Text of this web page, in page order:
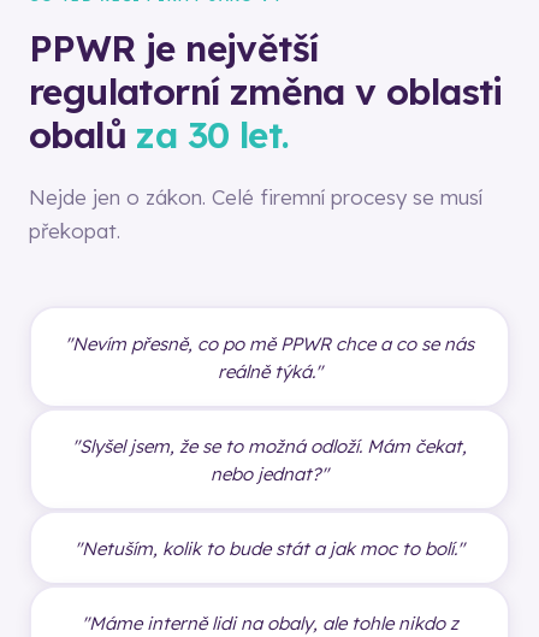
PPWR je největší
regulatorní změna v oblasti
obalů za 30 let.
Nejde jen o zákon. Celé firemní procesy se musí
překopat.
"Nevím přesně, co po mě PPWR chce a co se nás
reálně týká."
"Slyšel jsem, že se to možná odloží. Mám čekat,
nebo jednat?"
"Netuším, kolik to bude stát a jak moc to bolí."
"Máme interně lidi na obaly, ale tohle nikdo z